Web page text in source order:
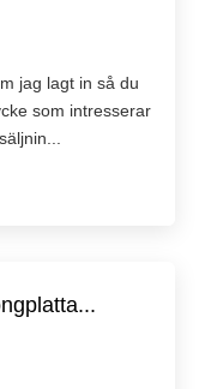
jag lagt in så du
som intresserar